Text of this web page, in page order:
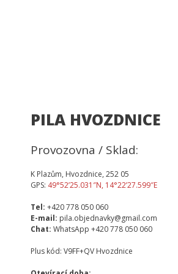
PILA HVOZDNICE
Provozovna / Sklad:
K Plazům, Hvozdnice, 252 05
GPS: 49°52’25.031″N, 14°22’27.599″E
Tel: +420 778 050 060
E-mail: pila.objednavky@gmail.com
Chat: WhatsApp +420 778 050 060
Plus kód: V9FF+QV Hvozdnice